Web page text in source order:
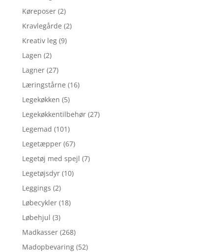
Køreposer (2)
Kravlegårde (2)
Kreativ leg (9)
Lagen (2)
Lagner (27)
Læringstårne (16)
Legekøkken (5)
Legekøkkentilbehør (27)
Legemad (101)
Legetæpper (67)
Legetøj med spejl (7)
Legetøjsdyr (10)
Leggings (2)
Løbecykler (18)
Løbehjul (3)
Madkasser (268)
Madopbevaring (52)